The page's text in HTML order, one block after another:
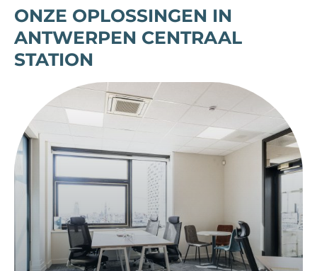
ONZE OPLOSSINGEN IN
ANTWERPEN CENTRAAL
STATION